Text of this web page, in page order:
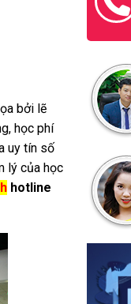
bởi lẽ
học phí
uy tín số
lý của học
hotline